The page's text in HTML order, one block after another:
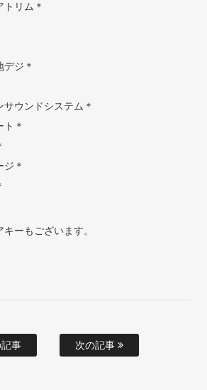
トリム＊
ジ＊
サウンドシステム＊
ト＊
ジ＊
ーもございます。
事 次の記事